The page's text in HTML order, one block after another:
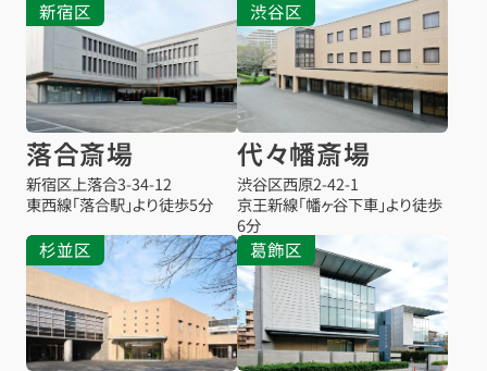
新宿区
落合斎場
新宿区上落合3-34-12
東西線「落合駅」より徒歩5分
渋谷区
代々幡斎場
渋谷区西原2-42-1
京王新線「幡ヶ谷下車」より徒歩
6分
杉並区 葛飾区